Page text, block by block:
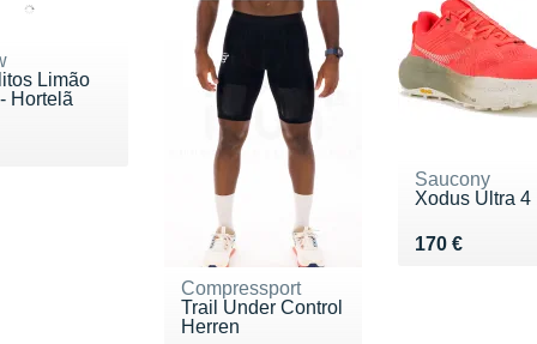
Limão
Hortelã
Compressport
Trail Under Control
Herren
Saucony
Xodus Ultra 4
170 €
Vendu 170 €